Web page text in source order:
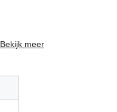
Bekijk meer